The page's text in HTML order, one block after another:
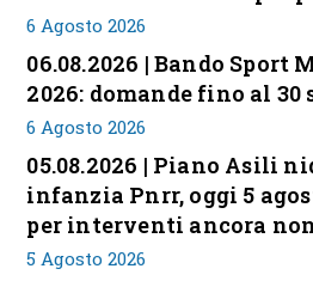
6 Agosto 2026
06.08.2026 | Bando Sport
2026: domande fino al 30
6 Agosto 2026
05.08.2026 | Piano Asili
infanzia Pnrr, oggi 5
per interventi ancora
5 Agosto 2026